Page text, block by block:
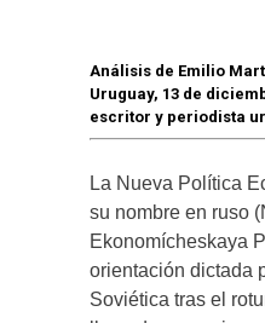
Análisis de Emilio
Uruguay, 13 de
escritor y periodista
La Nueva Política
su nombre en ruso
Ekonomícheskaya
orientación dictada
Soviética tras el